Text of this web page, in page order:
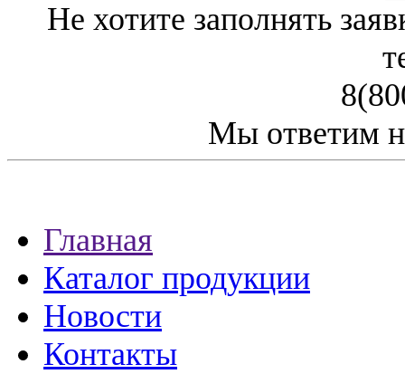
Не хотите заполнять
Мы ответим
Главная
Каталог продукции
Новости
Контакты